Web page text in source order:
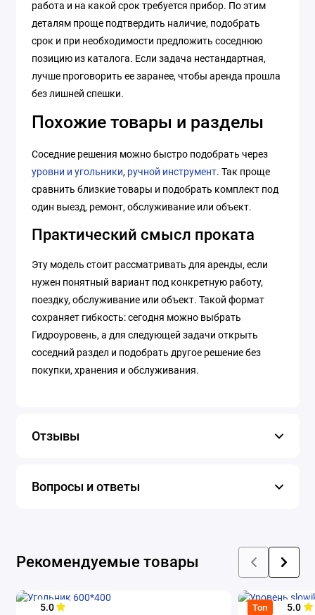
работа и на какой срок требуется прибор. По этим
деталям проще подтвердить наличие, подобрать
срок и при необходимости предложить соседнюю
позицию из каталога. Если задача нестандартная,
лучше проговорить ее заранее, чтобы аренда прошла
без лишней спешки.
Похожие товары и разделы
Соседние решения можно быстро подобрать через
уровни и угольники, ручной инструмент. Так проще
сравнить близкие товары и подобрать комплект под
один выезд, ремонт, обслуживание или объект.
Практический смысл проката
Эту модель стоит рассматривать для аренды, если
нужен понятный вариант под конкретную работу,
поездку, обслуживание или объект. Такой формат
сохраняет гибкость: сегодня можно выбрать
Гидроуровень, а для следующей задачи открыть
соседний раздел и подобрать другое решение без
покупки, хранения и обслуживания.
Отзывы
Вопросы и ответы
Рекомендуемые товары
5.0 Топ 5.0